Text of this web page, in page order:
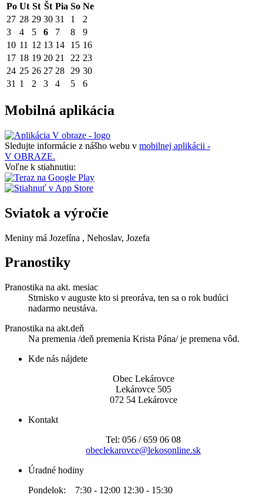
Po Ut St Št Pia So Ne
27 28 29 30 31 1
2
3
4 5 6 7 8
9
10 11 12 13 14 15 16
17 18 19 20 21 22 23
24 25 26 27 28 29 30
31 1 2 3 4 5 6
Mobilná aplikácia
Sledujte informácie z nášho webu v mobilnej aplikácii -
V OBRAZE.
Voľne k stiahnutiu:
Sviatok a výročie
Meniny má Jozefína , Nehoslav, Jozefa
Pranostiky
Pranostika na akt. mesiac
Strnisko v auguste kto si preoráva, ten sa o rok budúci
nadarmo neustáva.
Pranostika na akt.deň
Na premenia /deň premenia Krista Pána/ je premena vôd.
Kde nás nájdete
Obec Lekárovce
Lekárovce 505
072 54 Lekárovce
Kontakt
Tel: 056 / 659 06 08
obeclekarovce@lekosonline.sk
Úradné hodiny
Pondelok: 7:30 - 12:00 12:30 - 15:30